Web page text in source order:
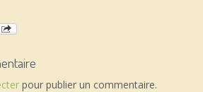
pour publier un commentaire.